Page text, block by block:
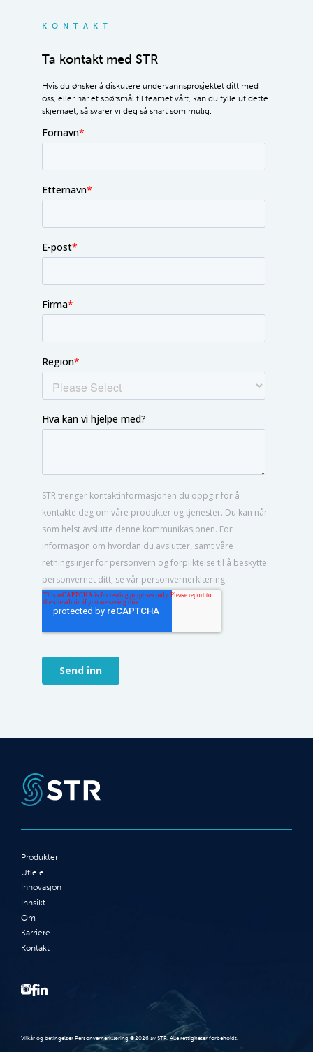
KONTAKT
Ta kontakt med STR
Hvis du ønsker å diskutere undervannsprosjektet ditt med
oss, eller har et spørsmål til teamet vårt, kan du fylle ut dette
skjemaet, så svarer vi deg så snart som mulig.
Produkter
Utleie
Innovasjon
Innsikt
Om
Karriere
Kontakt
Vilkår og betingelser Personvernerklæring ©2026 av STR. Alle rettigheter forbeholdt.